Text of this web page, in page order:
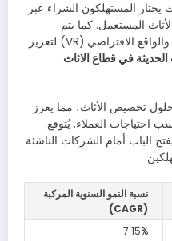
يختار المستهلكون الشراء عبر
المستعمل. كما يتم
استخدام تقنيات الواقع المعزز (AR) والواقع الافتراضي (VR) لتعزيز
الحديثة في قطاع الاثاث
تخصيص الأثاث، مما يعزز
احتياجات العملاء. يُتوقع
الباب أمام الشركات الناشئة
نسبة النمو السنوية المركبة
(CAGR)
7.15%